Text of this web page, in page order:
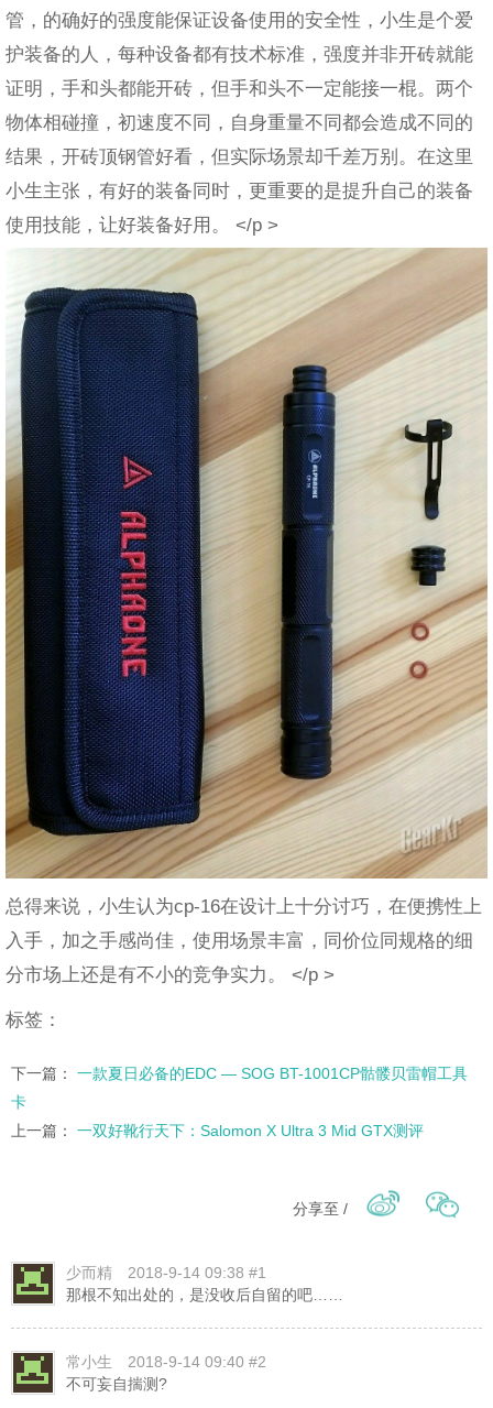
管，的确好的强度能保证设备使用的安全性，小生是个爱
护装备的人，每种设备都有技术标准，强度并非开砖就能
证明，手和头都能开砖，但手和头不一定能接一棍。两个
物体相碰撞，初速度不同，自身重量不同都会造成不同的
结果，开砖顶钢管好看，但实际场景却千差万别。在这里
小生主张，有好的装备同时，更重要的是提升自己的装备
使用技能，让好装备好用。 </p >
总得来说，小生认为cp-16在设计上十分讨巧，在便携性上
入手，加之手感尚佳，使用场景丰富，同价位同规格的细
分市场上还是有不小的竞争实力。 </p >
标签：
下一篇： 一款夏日必备的EDC — SOG BT-1001CP骷髅贝雷帽工具
卡
上一篇： 一双好靴行天下：Salomon X Ultra 3 Mid GTX测评
分享至 /
少而精
2018-9-14 09:38 #1
那根不知出处的，是没收后自留的吧……
常小生
2018-9-14 09:40 #2
不可妄自揣测?